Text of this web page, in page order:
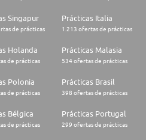
Singapur
de prácticas
Prácticas Italia
1.213 ofertas de prácticas
Holanda
de prácticas
Prácticas Malasia
534 ofertas de prácticas
Polonia
de prácticas
Prácticas Brasil
398 ofertas de prácticas
Bélgica
de prácticas
Prácticas Portugal
299 ofertas de prácticas